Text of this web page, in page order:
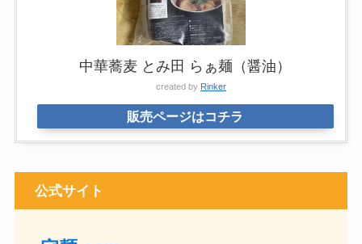
中華蕎麦 とみ田 らぁ麺（醤油）
created by Rinker
販売ページはコチラ
公式サイト